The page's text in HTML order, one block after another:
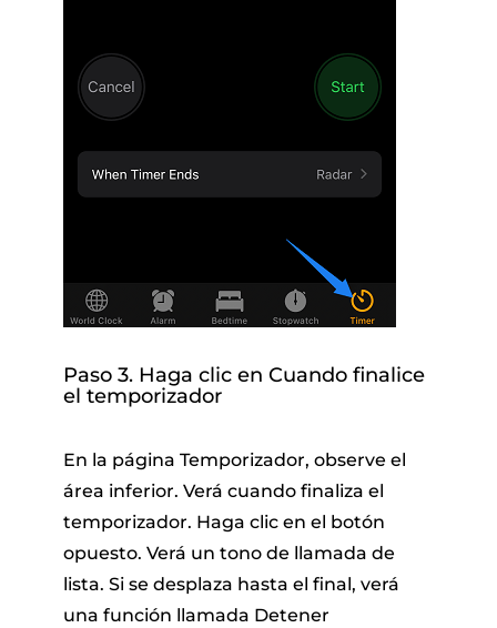
Paso 3. Haga clic en Cuando finalice
el temporizador
En la página Temporizador, observe el
área inferior. Verá cuando finaliza el
temporizador. Haga clic en el botón
opuesto. Verá un tono de llamada de
lista. Si se desplaza hasta el final, verá
una función llamada Detener